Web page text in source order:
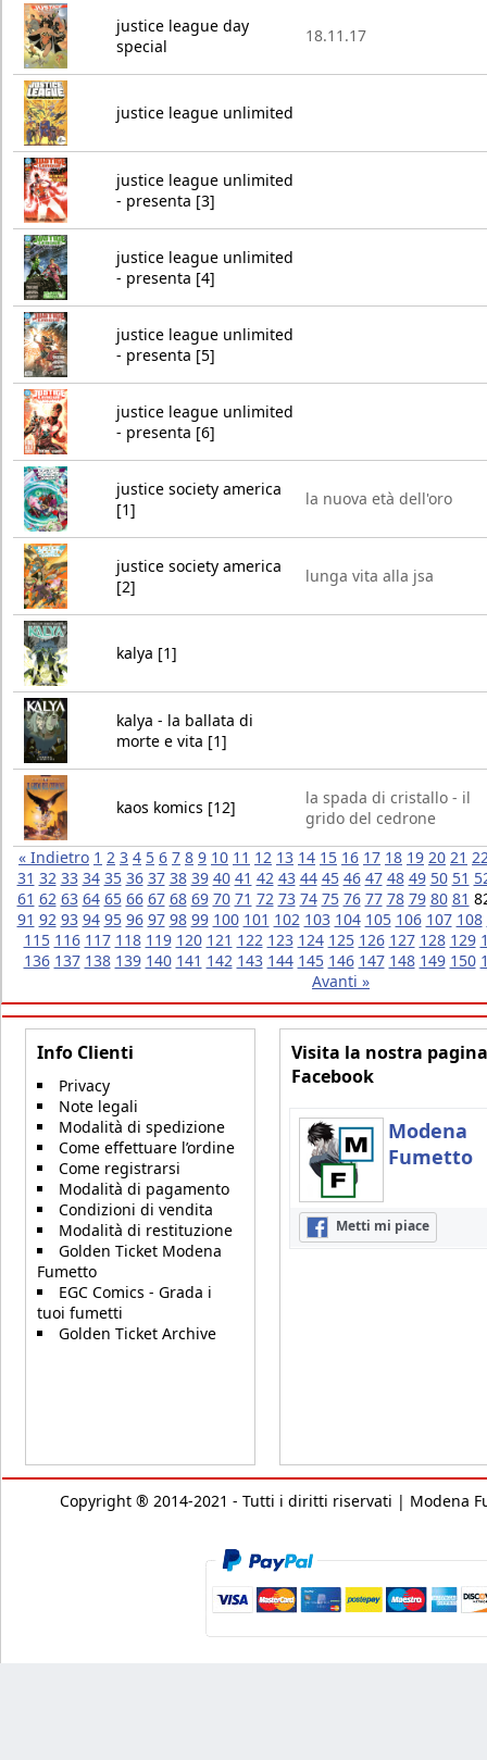
justice league day
special
18.11.17
justice league unlimited
justice league unlimited
- presenta [3]
justice league unlimited
- presenta [4]
justice league unlimited
- presenta [5]
justice league unlimited
- presenta [6]
justice society america
[1]
la nuova età dell'oro
justice society america
[2]
lunga vita alla jsa
kalya [1]
kalya - la ballata di
morte e vita [1]
kaos komics [12]
la spada di cristallo - il
grido del cedrone
« Indietro 1 2 3 4 5 6 7 8 9 10 11 12 13 14 15 16 17 18 19 20 21
31 32 33 34 35 36 37 38 39 40 41 42 43 44 45 46 47 48 49 50 51
61 62 63 64 65 66 67 68 69 70 71 72 73 74 75 76 77 78 79 80 81
91 92 93 94 95 96 97 98 99 100 101 102 103 104 105 106 107 108
115 116 117 118 119 120 121 122 123 124 125 126 127 128 129
136 137 138 139 140 141 142 143 144 145 146 147 148 149 150
Avanti »
Info Clienti
Privacy
Note legali
Modalità di spedizione
Come effettuare l’ordine
Come registrarsi
Modalità di pagamento
Condizioni di vendita
Modalità di restituzione
Golden Ticket Modena
Fumetto
EGC Comics - Grada i
tuoi fumetti
Golden Ticket Archive
Visita la nostra pagina
Facebook
Modena
Fumetto
Metti mi piace
Copyright ® 2014-2021 - Tutti i diritti riservati | Modena